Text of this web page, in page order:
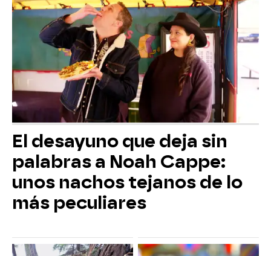
El desayuno que deja sin
palabras a Noah Cappe:
unos nachos tejanos de lo
más peculiares